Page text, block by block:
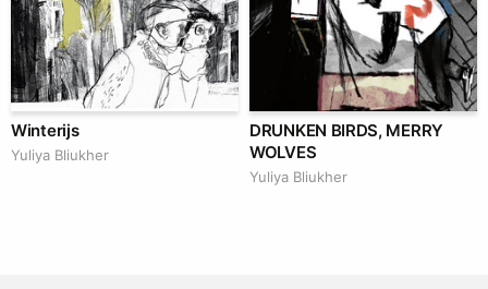
Winterijs
Yuliya Bliukher
DRUNKEN BIRDS, MERRY
WOLVES
Yuliya Bliukher